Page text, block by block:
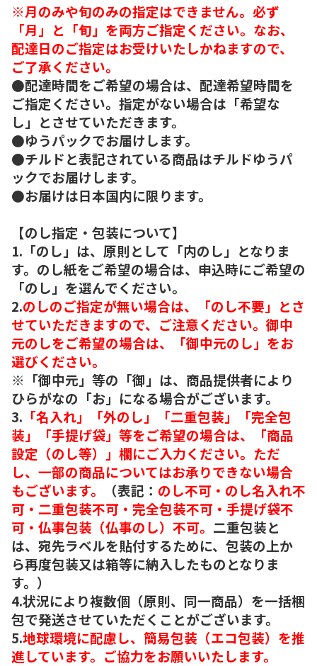
※月のみや旬のみの指定はできません。必ず
「月」と「旬」を両方ご指定ください。なお、
配達日のご指定はお受けいたしかねますので、
ご了承ください。
●配達時間をご希望の場合は、配達希望時間を
ご指定ください。指定がない場合は「希望な
し」とさせていただきます。
●ゆうパックでお届けします。
●チルドと表記されている商品はチルドゆうパ
ックでお届けします。
●お届けは日本国内に限ります。
【のし指定・包装について】
1.「のし」は、原則として「内のし」となりま
す。のし紙をご希望の場合は、申込時にご希望の
「のし」を選んでください。
2.のしのご指定が無い場合は、「のし不要」とさ
せていただきますので、ご注意ください。御中
元のしをご希望の場合は、「御中元のし」をお
選びください。
※「御中元」等の「御」は、商品提供者により
ひらがなの「お」になる場合がございます。
3. 「名入れ」「外のし」「二重包装」「完全包
装」「手提げ袋」等をご希望の場合は、「商品
設定（のし等）」欄にご入力ください。ただ
し、一部の商品についてはお承りできない場合
もございます。
（表記： のし不可・のし名入れ不
可・二重包装不可・完全包装不可・手提げ袋不
可・仏事包装（仏事のし）不可。 二重包装と
は、宛先ラベルを貼付するために、包装の上か
ら再度包装又は箱等に納入したものとなりま
す。）
4.状況により複数個（原則、同一商品）を一括梱
包で発送させていただくことがございます。
5.地球環境に配慮し、簡易包装（エコ包装）を推
進しています。ご協力をお願いいたします。